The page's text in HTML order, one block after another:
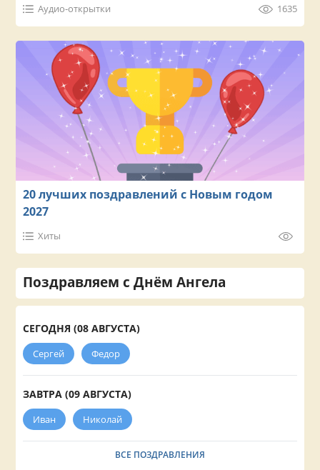
Аудио-открытки 1635
20 лучших поздравлений с Новым годом
2027
Хиты
Поздравляем с Днём Ангела
СЕГОДНЯ (08 АВГУСТА)
Сергей Федор
ЗАВТРА (09 АВГУСТА)
Иван Николай
ВСЕ ПОЗДРАВЛЕНИЯ